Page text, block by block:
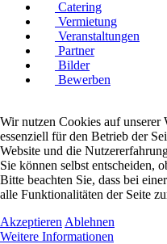
Catering
Vermietung
Veranstaltungen
Partner
Bilder
Bewerben
Wir nutzen Cookies auf unserer
essenziell für den Betrieb der
Website und die
Sie können selbst entscheiden,
Bitte beachten Sie, dass bei
alle Funktionalitäten der Seite
Akzeptieren Ablehnen
Weitere Informationen